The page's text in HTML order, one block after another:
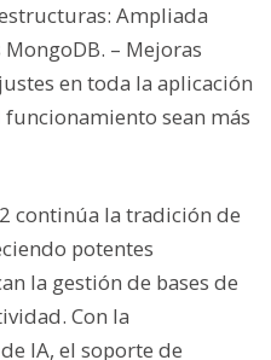
Ampliada
– Mejoras
en toda la aplicación
funcionamiento sean más
continúa la tradición de
potentes
la gestión de bases de
Con la
IA, el soporte de